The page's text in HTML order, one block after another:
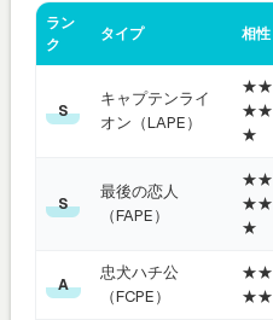
ラン
ク
タイプ 相性
S
キャプテンライ
オン（LAPE）
★★
★★
★
S
最後の恋人
（FAPE）
★★
★★
★
A
忠犬ハチ公
（FCPE）
★★
★★